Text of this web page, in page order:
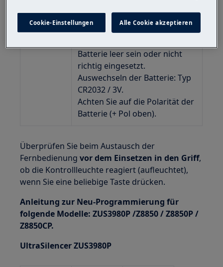
Wenn die Leuchtanzeige beim
drücken einer beliebigen Taste
Batterie leer sein oder nicht
richtig eingesetzt.
Auswechseln der Batterie: Typ
CR2032 / 3V.
Achten Sie auf die Polarität der
Batterie (+ Pol oben).
Überprüfen Sie beim Austausch der
Fernbedienungvor dem Einsetzen in den Griff,
ob die Kontrollleuchte reagiert (aufleuchtet),
wenn Sie eine beliebige Taste drücken.
Anleitung zur Neu-Programmierung für
folgende Modelle: ZUS3980P /Z8850 / Z8850P /
Z8850CP.
UltraSilencer ZUS3980P
Cookie-Einstellungen Alle Cookie akzeptieren